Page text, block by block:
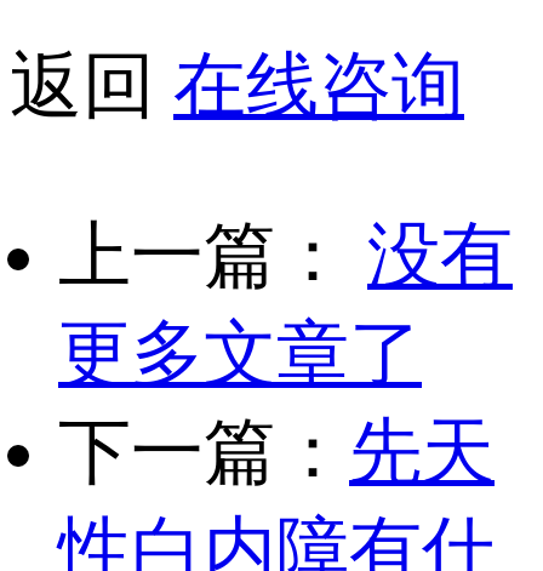
返回 在线咨询
上一篇： 没有
更多文章了
下一篇： 先天
性白内障有什